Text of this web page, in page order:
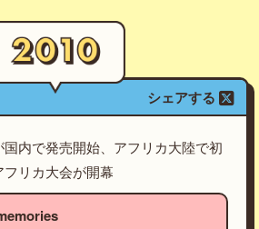
シェアする
内で発売開始、アフリカ大陸で初
フリカ大会が開幕